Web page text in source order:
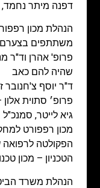
דפנה מיתר נחמד,
הנהלת מכון
משתתפים
פרופ' אהרן וד"ר
שהיה להם כאב
ד"ר יוסף צ'חנובר
פרופ׳ סתוית
גיא לייטר, סמנכ"ל
מכון רפפורט
הפקולטה
הטכניון – מכון
הנהלת משרד